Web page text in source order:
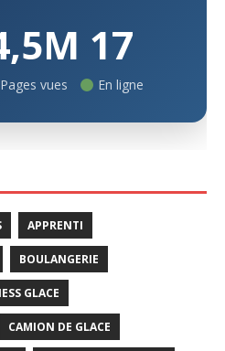
Pages vues
17
En ligne
APPRENTI
BOULANGERIE
GLACE
CAMION DE GLACE